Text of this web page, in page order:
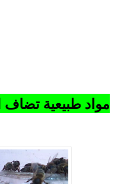
مواد طبيعية